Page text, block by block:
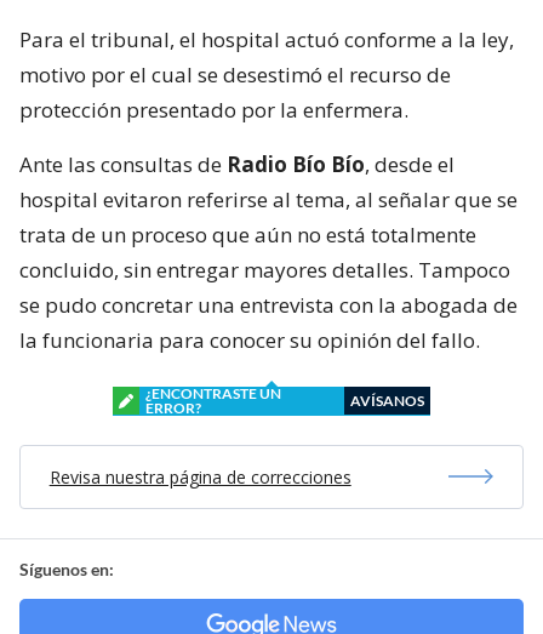
Para el tribunal, el hospital actuó conforme a la ley,
motivo por el cual se desestimó el recurso de
protección presentado por la enfermera.
Ante las consultas de Radio Bío Bío, desde el
hospital evitaron referirse al tema, al señalar que se
trata de un proceso que aún no está totalmente
concluido, sin entregar mayores detalles. Tampoco
se pudo concretar una entrevista con la abogada de
la funcionaria para conocer su opinión del fallo.
¿ENCONTRASTE UN
ERROR?
AVÍSANOS
Revisa nuestra página de correcciones
Síguenos en: